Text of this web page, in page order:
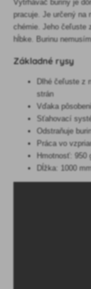
Vytrhávač buriny je
pracuje. Je určený na
chémie. Jeho čeľuste
hĺbke. Burinu
Základné rysy
Dlhé čeľuste z
strán
Vďaka
Sťahovací
Odstraňuje
Práca vo
Hmotnosť: 950
Dĺžka: 1000